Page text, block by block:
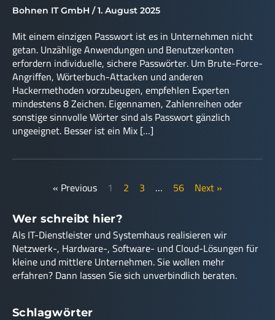
Bohnen IT GmbH 1. August 2025
Mit einem einzigen Passwort ist es in Unternehmen nicht
getan. Unzählige Anwendungen und Benutzerkonten
erfordern individuelle, sichere Passwörter. Um Brute-Force-
Angriffen, Wörterbuch-Attacken und anderen
Hackermethoden vorzubeugen, empfehlen Experten
mindestens 8 Zeichen. Eigennamen, Zahlenreihen oder
sonstige sinnvolle Wörter sind als Passwort gänzlich
ungeeignet. Besser ist ein Mix […]
« Previous 1 2 3 … 56 Next »
Wer schreibt hier?
Als IT-Dienstleister und Systemhaus realisieren wir
Netzwerk-, Hardware-, Software- und Cloud-Lösungen für
kleine und mittlere Unternehmen. Sie wollen mehr
erfahren? Dann lassen Sie sich unverbindlich beraten.
Schlagwörter